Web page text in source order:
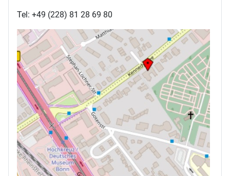
Tel: +49 (228) 81 28 69 80